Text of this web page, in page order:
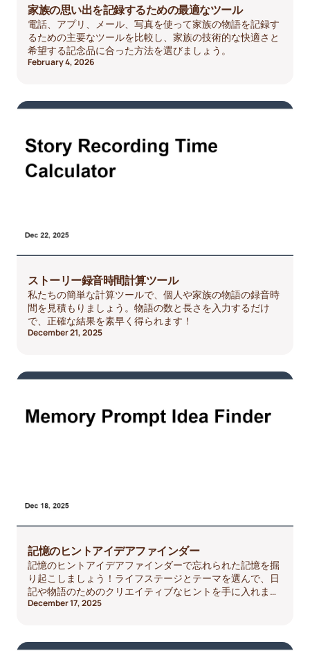
家族の思い出を記録するための最適なツール
電話、アプリ、メール、写真を使って家族の物語を記録す
るための主要なツールを比較し、家族の技術的な快適さと
希望する記念品に合った方法を選びましょう。
February 4, 2026
ストーリー録音時間計算ツール
私たちの簡単な計算ツールで、個人や家族の物語の録音時
間を見積もりましょう。物語の数と長さを入力するだけ
で、正確な結果を素早く得られます！
December 21, 2025
記憶のヒントアイデアファインダー
記憶のヒントアイデアファインダーで忘れられた記憶を掘
り起こしましょう！ライフステージとテーマを選んで、日
記や物語のためのクリエイティブなヒントを手に入れまし
ょう。
December 17, 2025